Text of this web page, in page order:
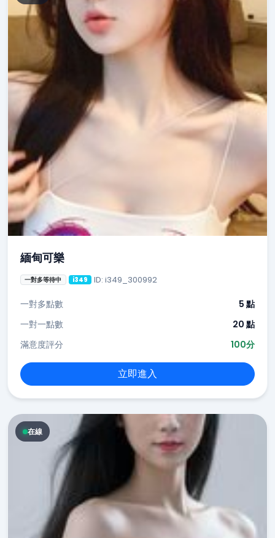
緬甸可樂
一對多等待中 i349 ID: i349_300992
一對多點數
5 點
一對一點數
20 點
滿意度評分
100分
立即進入
在線